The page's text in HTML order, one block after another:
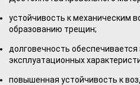
устойчивость к механическим
образованию трещин;
долговечность
эксплуатационных
повышенная устойчивость к